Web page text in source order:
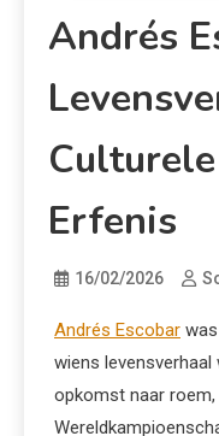
Andrés
Erfenis
16/02/2026
Andrés Escobar
wiens
opkomst naar